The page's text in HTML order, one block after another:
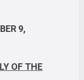
9,
OF THE